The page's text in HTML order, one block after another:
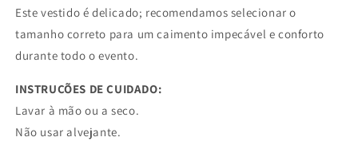
Este vestido é delicado; recomendamos selecionar o
tamanho correto para um caimento impecável e conforto
durante todo o evento.
INSTRUÇÕES DE CUIDADO:
Lavar à mão ou a seco.
Não usar alvejante.